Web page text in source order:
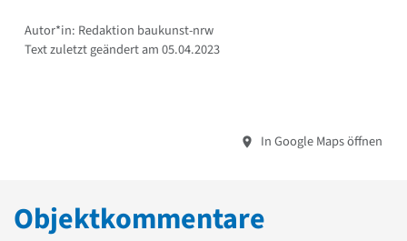
Autor*in: Redaktion baukunst-nrw
Text zuletzt geändert am 05.04.2023
In Google Maps öffnen
Objektkommentare